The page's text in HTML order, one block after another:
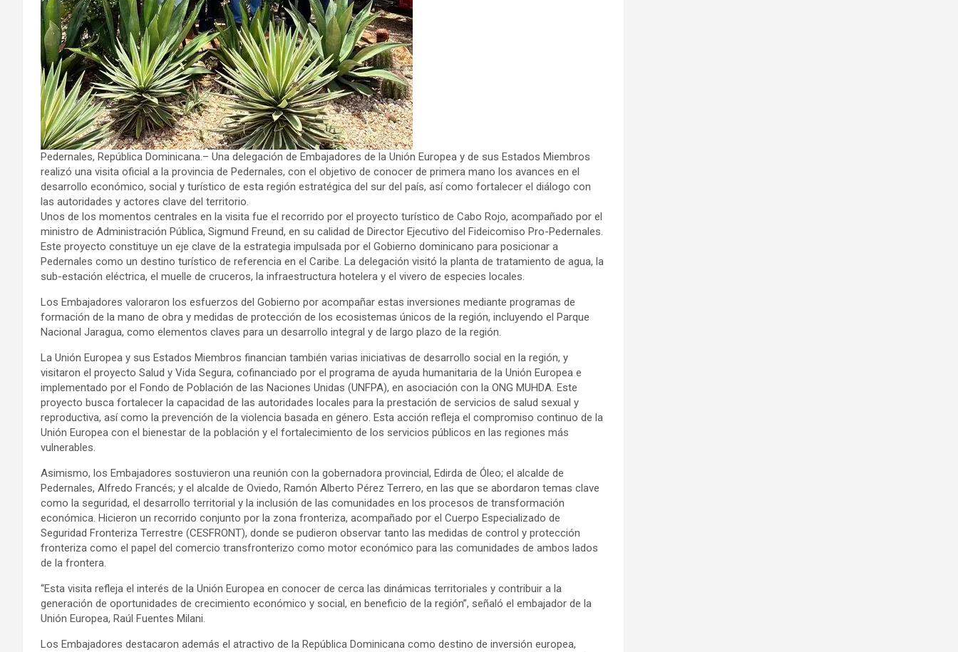
Pedernales, República Dominicana.– Una delegación de Embajadores de la Unión Europea y de sus Estados Miembros
realizó una visita oficial a la provincia de Pedernales, con el objetivo de conocer de primera mano los avances en el
desarrollo económico, social y turístico de esta región estratégica del sur del país, así como fortalecer el diálogo con
las autoridades y actores clave del territorio.
Unos de los momentos centrales en la visita fue el recorrido por el proyecto turístico de Cabo Rojo, acompañado por el
ministro de Administración Pública, Sigmund Freund, en su calidad de Director Ejecutivo del Fideicomiso Pro-Pedernales.
Este proyecto constituye un eje clave de la estrategia impulsada por el Gobierno dominicano para posicionar a
Pedernales como un destino turístico de referencia en el Caribe. La delegación visitó la planta de tratamiento de agua, la
sub-estación eléctrica, el muelle de cruceros, la infraestructura hotelera y el vivero de especies locales.
Los Embajadores valoraron los esfuerzos del Gobierno por acompañar estas inversiones mediante programas de
formación de la mano de obra y medidas de protección de los ecosistemas únicos de la región, incluyendo el Parque
Nacional Jaragua, como elementos claves para un desarrollo integral y de largo plazo de la región.
La Unión Europea y sus Estados Miembros financian también varias iniciativas de desarrollo social en la región, y
visitaron el proyecto Salud y Vida Segura, cofinanciado por el programa de ayuda humanitaria de la Unión Europea e
implementado por el Fondo de Población de las Naciones Unidas (UNFPA), en asociación con la ONG MUHDA. Este
proyecto busca fortalecer la capacidad de las autoridades locales para la prestación de servicios de salud sexual y
reproductiva, así como la prevención de la violencia basada en género. Esta acción refleja el compromiso continuo de la
Unión Europea con el bienestar de la población y el fortalecimiento de los servicios públicos en las regiones más
vulnerables.
Asimismo, los Embajadores sostuvieron una reunión con la gobernadora provincial, Edirda de Óleo; el alcalde de
Pedernales, Alfredo Francés; y el alcalde de Oviedo, Ramón Alberto Pérez Terrero, en las que se abordaron temas clave
como la seguridad, el desarrollo territorial y la inclusión de las comunidades en los procesos de transformación
económica. Hicieron un recorrido conjunto por la zona fronteriza, acompañado por el Cuerpo Especializado de
Seguridad Fronteriza Terrestre (CESFRONT), donde se pudieron observar tanto las medidas de control y protección
fronteriza como el papel del comercio transfronterizo como motor económico para las comunidades de ambos lados
de la frontera.
“Esta visita refleja el interés de la Unión Europea en conocer de cerca las dinámicas territoriales y contribuir a la
generación de oportunidades de crecimiento económico y social, en beneficio de la región”, señaló el embajador de la
Unión Europea, Raúl Fuentes Milani.
Los Embajadores destacaron además el atractivo de la República Dominicana como destino de inversión europea,